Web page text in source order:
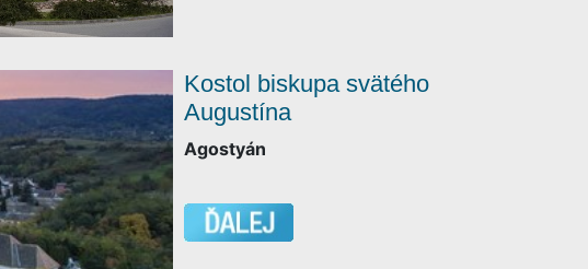
Kostol biskupa svätého
Augustína
Agostyán